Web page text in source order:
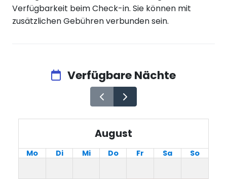
Verfügbarkeit beim Check-in. Sie können mit
zusätzlichen Gebühren verbunden sein.
Verfügbare Nächte
August
Mo Di Mi Do Fr Sa So